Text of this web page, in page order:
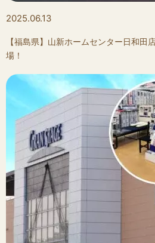
2025.06.13
【福島県】山新ホームセンター日和田
場！